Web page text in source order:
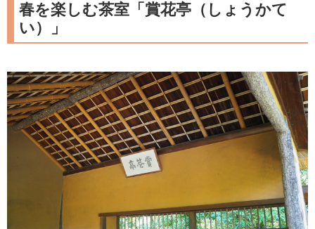
春を楽しむ茶室「賞花亭（しょうかて
い）」